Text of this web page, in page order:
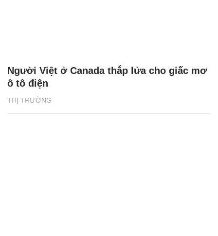
THỊ TRƯỜNG
Người Việt ở Canada thắp lửa cho giấc mơ
ô tô điện